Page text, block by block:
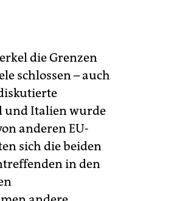
die Grenzen
schlossen – auch
und Italien wurde
anderen EU-
sich die beiden
in den